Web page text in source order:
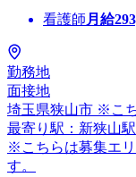
看護師 月給
勤務地
面接地
埼玉県狭山市 ※こ
最寄り駅：新狭山
※こちらは募集エ
す。